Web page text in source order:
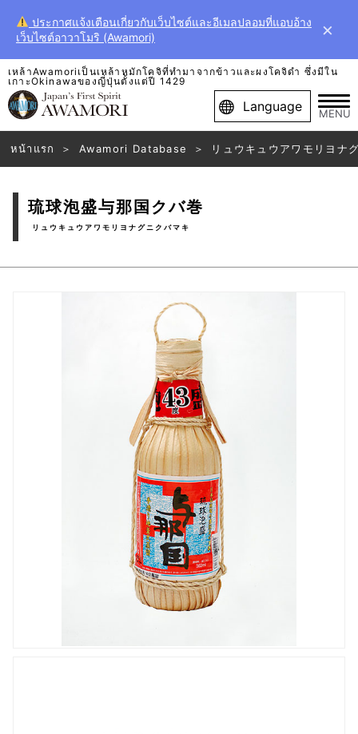
ประกาศแจ้งเตือนเกี่ยวกับเว็บไซต์และอีเมลปลอมที่แอบอ้าง
เว็บไซต์อาวาโมริ (Awamori)
×
เหล้าAwamoriเป็นเหล้าหมักโคจิที่ทำมาจากข้าวและผงโคจิดำ ซึ่งมีใน
เกาะOkinawaของญี่ปุ่นตั้งแต่ปี 1429
Language MENU
หน้าแรก Awamori Database リュウキュウアワモリヨナ
琉球泡盛与那国クバ巻
リュウキュウアワモリヨナグニクバマキ